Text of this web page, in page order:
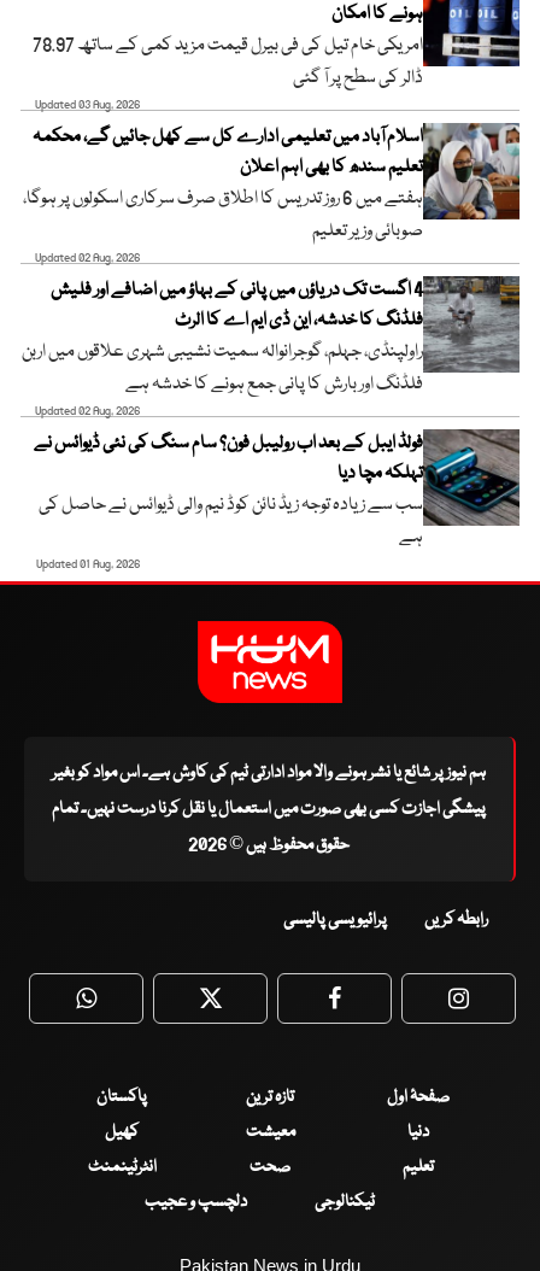
ہونے کا امکان
امریکی خام تیل کی فی بیرل قیمت مزید کمی کے ساتھ 78.97
ڈالر کی سطح پر آ گئی
Updated 03 Aug, 2026
اسلام آباد میں تعلیمی ادارے کل سے کھل جائیں گے، محکمہ
تعلیم سندھ کا بھی اہم اعلان
ہفتے میں 6 روز تدریس کا اطلاق صرف سرکاری اسکولوں پر ہوگا،
صوبائی وزیر تعلیم
Updated 02 Aug, 2026
4 اگست تک دریاؤں میں پانی کے بہاؤ میں اضافے اور فلیش
فلڈنگ کا خدشہ، این ڈی ایم اے کا الرٹ
راولپنڈی، جہلم، گوجرانوالہ سمیت نشیبی شہری علاقوں میں اربن
فلڈنگ اور بارش کا پانی جمع ہونے کا خدشہ ہے
Updated 02 Aug, 2026
فولڈ ایبل کے بعد اب رولیبل فون؟ سام سنگ کی نئی ڈیوائس نے
تہلکہ مچا دیا
سب سے زیادہ توجہ زیڈ نائن کوڈ نیم والی ڈیوائس نے حاصل کی
ہے
Updated 01 Aug, 2026
ہم نیوز پر شائع یا نشر ہونے والا مواد ادارتی ٹیم کی کاوش ہے۔ اس مواد کو بغیر
پیشگی اجازت کسی بھی صورت میں استعمال یا نقل کرنا درست نہیں۔ تمام
حقوق محفوظ ہیں © 2026
رابطہ کریں پرائیویسی پالیسی
WhatsApp Twitter Facebook
صفحۂ اول تازہ ترین
پاکستان
دنیا
معیشت
کھیل
تعلیم
صحت
انٹرٹینمنٹ
ٹیکنالوجی
دلچسپ و عجیب
Pakistan News in Urdu